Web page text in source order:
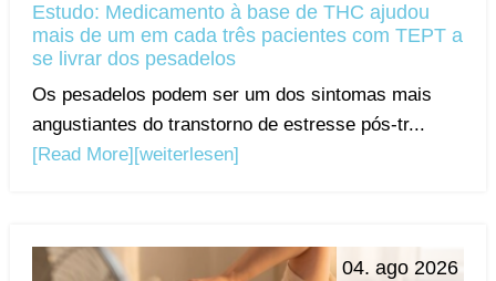
Estudo: Medicamento à base de THC ajudou
mais de um em cada três pacientes com TEPT a
se livrar dos pesadelos
Os pesadelos podem ser um dos sintomas mais
angustiantes do transtorno de estresse pós-tr...
[Read More] [weiterlesen]
04. ago 2026